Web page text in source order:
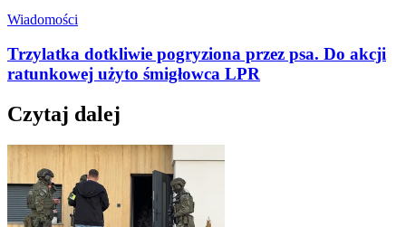
Wiadomości
Trzylatka dotkliwie pogryziona przez psa. Do akcji
ratunkowej użyto śmigłowca LPR
Czytaj dalej